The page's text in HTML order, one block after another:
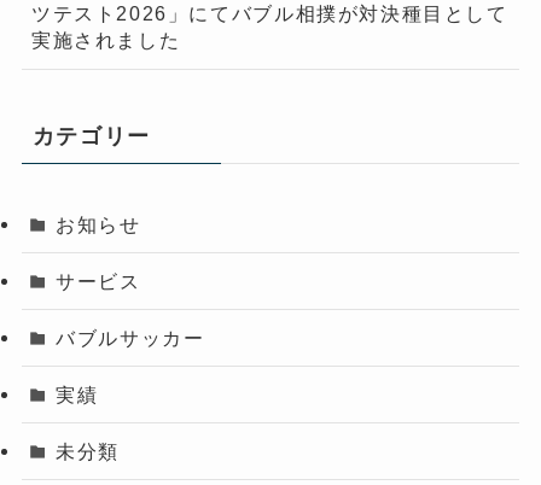
ツテスト2026」にてバブル相撲が対決種目として
実施されました
カテゴリー
お知らせ
サービス
バブルサッカー
実績
未分類